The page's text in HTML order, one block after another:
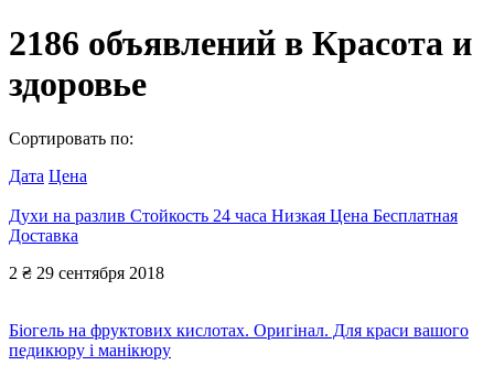
2186 объявлений в Красота и
здоровье
Сортировать по:
Дата Цена
Духи на разлив Стойкость 24 часа Низкая Цена Бесплатная
Доставка
2 ₴ 29 сентября 2018
Біогель на фруктових кислотах. Оригінал. Для краси вашого
педикюру і манікюру